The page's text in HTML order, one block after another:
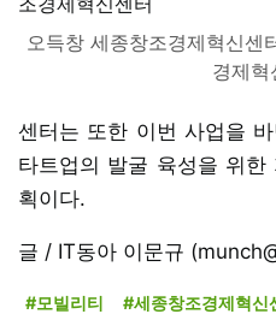
오득창 세종창조경제혁신
경제혁
센터는 또한 이번 사업을
타트업의 발굴 육성을 위
획이다.
글 / IT동아 이문규
#모빌리티 #세종창조경제혁신